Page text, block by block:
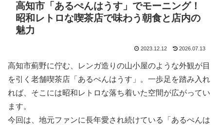
高知市「あるぺんはうす」でモーニング！
昭和レトロな喫茶店で味わう朝食と店内の
魅力
2023.12.12 2026.07.13
高知市薊野に佇む、レンガ造りの山小屋のような外観が目
を引く老舗喫茶店「あるぺんはうす」。一歩足を踏み入れ
れば、そこには昭和レトロな落ち着いた空間が広がってい
ます。
今回は、地元ファンに長年愛され続けている「あるぺんは